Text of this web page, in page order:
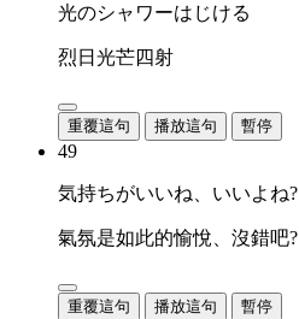
光のシャワーはじける
烈日光芒四射
重覆這句 播放這句 暫停
49
気持ちがいいね、いいよね?
氣氛是如此的愉悅、沒錯吧?
重覆這句 播放這句 暫停